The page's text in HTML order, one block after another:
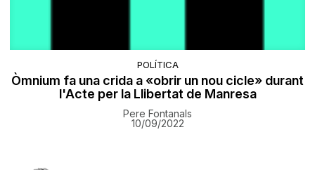
POLÍTICA
Òmnium fa una crida a «obrir un nou cicle» durant
l'Acte per la Llibertat de Manresa
Pere Fontanals
10/09/2022